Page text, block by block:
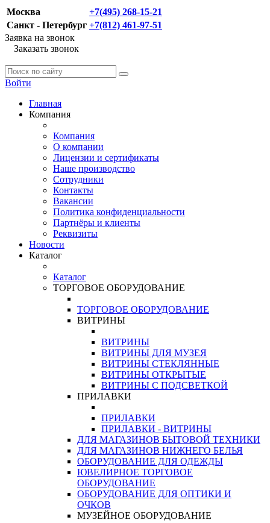
Москва
+7(495) 268-15-21
Санкт - Петербург +7(812) 461-97-51
Заявка на звонок
Заказать звонок
Войти
Главная
Компания
Компания
О компании
Лицензии и сертификаты
Наше производство
Сотрудники
Контакты
Вакансии
Политика конфиденциальности
Партнёры и клиенты
Реквизиты
Новости
Каталог
Каталог
ТОРГОВОЕ ОБОРУДОВАНИЕ
ТОРГОВОЕ ОБОРУДОВАНИЕ
ВИТРИНЫ
ВИТРИНЫ
ВИТРИНЫ ДЛЯ МУЗЕЯ
ВИТРИНЫ СТЕКЛЯННЫЕ
ВИТРИНЫ ОТКРЫТЫЕ
ВИТРИНЫ С ПОДСВЕТКОЙ
ПРИЛАВКИ
ПРИЛАВКИ
ПРИЛАВКИ - ВИТРИНЫ
ДЛЯ МАГАЗИНОВ БЫТОВОЙ ТЕХНИКИ
ДЛЯ МАГАЗИНОВ НИЖНЕГО БЕЛЬЯ
ОБОРУДОВАНИЕ ДЛЯ ОДЕЖДЫ
ЮВЕЛИРНОЕ ТОРГОВОЕ
ОБОРУДОВАНИЕ
ОБОРУДОВАНИЕ ДЛЯ ОПТИКИ И
ОЧКОВ
МУЗЕЙНОЕ ОБОРУДОВАНИЕ